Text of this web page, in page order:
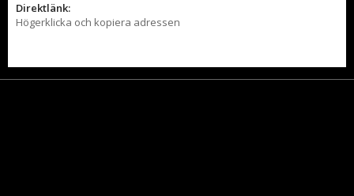
Direktlänk:
Högerklicka och kopiera adressen